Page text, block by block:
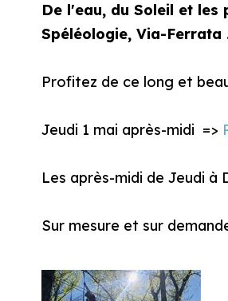
De l'eau, du Soleil et
Spéléologie, Via-
Profitez de ce long et
Jeudi 1 mai après-midi =>
Les après-midi de Jeudi à
Sur mesure et sur